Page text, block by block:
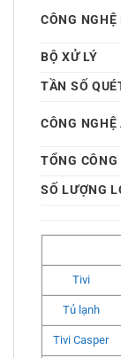
CÔNG
BỘ XỬ LÝ
TẦN SỐ
CÔNG
TỔNG
SỐ LƯỢNG
Tivi
Tủ lạnh
Tivi Casper